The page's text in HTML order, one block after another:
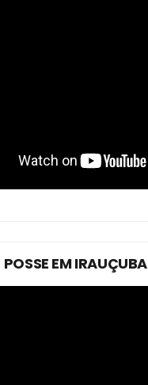
POSSE EM IRAUÇUBA